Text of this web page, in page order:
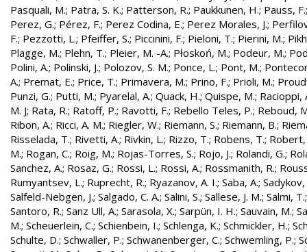
Pasquali, M.; Patra, S. K.; Patterson, R.; Paukkunen, H.; Pauss, F.
Perez, G.; Pérez, F.; Perez Codina, E.; Perez Morales, J.;
F.; Pezzotti, L.; Pfeiffer, S.; Piccinini, F.; Pieloni, T.; Pierini, M.;
Plagge, M.; Plehn, T.; Pleier, M. -A.; Płoskoń, M.; Podeur, M.;
Polini, A.; Polinski, J.; Polozov, S. M.; Ponce, L.; Pont, M.;
A.; Premat, E.; Price, T.; Primavera, M.; Prino, F.; Prioli, M.;
Punzi, G.; Putti, M.; Pyarelal, A.; Quack, H.; Quispe, M.; Racioppi,
M. J; Rata, R.; Ratoff, P.; Ravotti, F.; Rebello Teles, P.; Reboud,
Ribon, A.; Ricci, A. M.; Riegler, W.; Riemann, S.; Riemann, B.;
Risselada, T.; Rivetti, A.; Rivkin, L.; Rizzo, T.; Robens, T.; Robert,
M.; Rogan, C.; Roig, M.; Rojas-Torres, S.; Rojo, J.; Rolandi, G.;
Sanchez, A.; Rosaz, G.; Rossi, L.; Rossi, A.; Rossmanith, R.;
Rumyantsev, L.; Ruprecht, R.; Ryazanov, A. I.; Saba, A.; Sadykov,
Salfeld-Nebgen, J.; Salgado, C. A.; Salini, S.; Sallese, J. M.; Salmi, T.
Santoro, R.; Sanz Ull, A.; Sarasola, X.; Sarpün, I. H.; Sauvain, M.;
M.; Scheuerlein, C.; Schienbein, I.; Schlenga, K.; Schmickler, H.;
Schulte, D.; Schwaller, P.; Schwanenberger, C.; Schwemling, P.;